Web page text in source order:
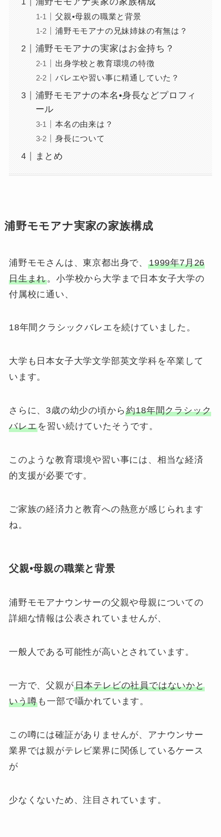
父親•母親の職業と背景
浦野モモアナの兄妹姉妹の有無は？
浦野モモアナの実家はお金持ち？
出身学校と教育環境の特徴
バレエや習い事に精通していた？
浦野モモアナの本名•身長などプロフィ
ール
本名の由来は？
身長について
まとめ
浦野モモアナ実家の家族構成
浦野モモさんは、東京都出身で、1999年7月26
日生まれ。​小学校から大学まで日本女子大学の
付属校に通い、
18年間クラシックバレエを続けていました。
​大学も日本女子大学文学部英文学科を卒業して
います。
さらに、3歳の幼少の頃から約18年間クラシック
バレエを習い続けていたそうです。
このような教育環境や習い事には、相当な経済
的支援が必要です。​
ご家族の経済力と教育への熱意が感じられます
ね。
父親•母親の職業と背景
浦野モモアナウンサーの父親や母親についての
詳細な情報は公表されていませんが、
一般人である可能性が高いとされています。
一方で、父親が日本テレビの社員ではないかと
いう噂 も一部で囁かれています。
この噂には確証がありませんが、アナウンサー
業界では親がテレビ業界に関係しているケース
が
少なくないため、注目されています。